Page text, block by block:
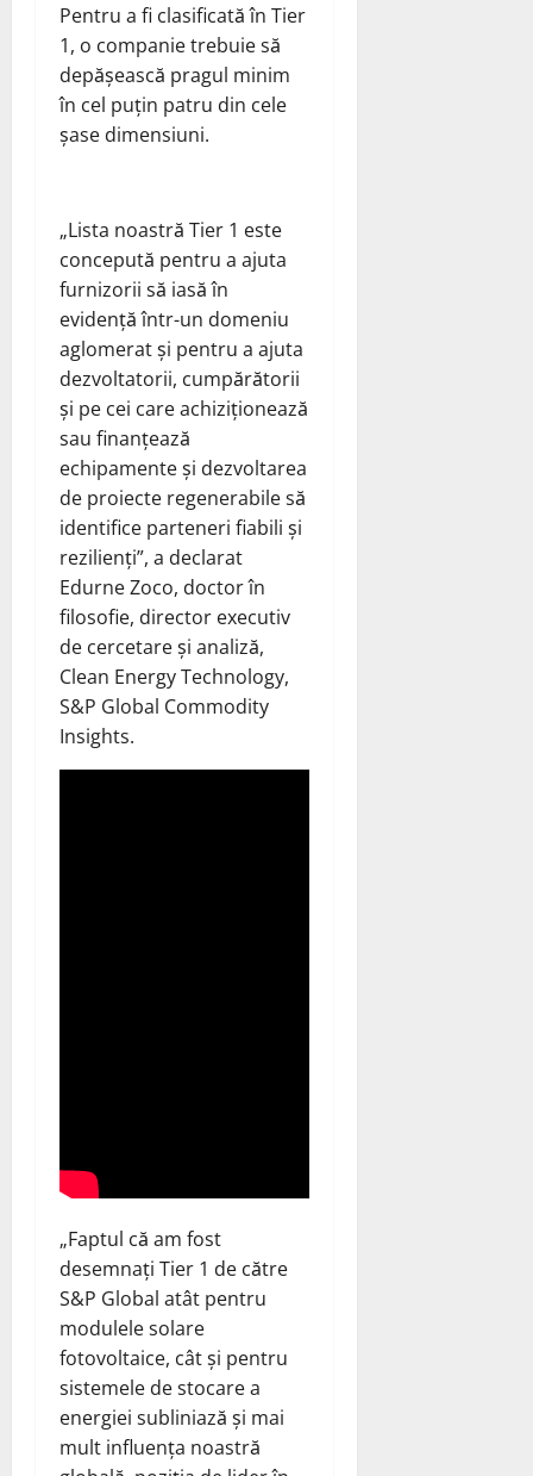
Pentru a fi clasificată în Tier
1, o companie trebuie să
depășească pragul minim
în cel puțin patru din cele
șase dimensiuni.
„Lista noastră Tier 1 este
concepută pentru a ajuta
furnizorii să iasă în
evidență într-un domeniu
aglomerat și pentru a ajuta
dezvoltatorii, cumpărătorii
și pe cei care achiziționează
sau finanțează
echipamente și dezvoltarea
de proiecte regenerabile să
identifice parteneri fiabili și
rezilienți”, a declarat
Edurne Zoco, doctor în
filosofie, director executiv
de cercetare și analiză,
Clean Energy Technology,
S&P Global Commodity
Insights.
„Faptul că am fost
desemnați Tier 1 de către
S&P Global atât pentru
modulele solare
fotovoltaice, cât și pentru
sistemele de stocare a
energiei subliniază și mai
mult influența noastră